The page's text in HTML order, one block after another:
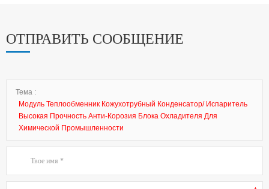
ОТПРАВИТЬ СООБЩЕНИЕ
Тема :
Модуль Теплообменник Кожухотрубный Конденсатор/ Испаритель
Высокая Прочность Анти-Корозия Блока Охладителя Для
Химической Промышленности